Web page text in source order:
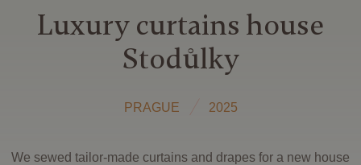
Luxury curtains house
Stodůlky
PRAGUE 2025
We sewed tailor-made curtains and drapes for a new house